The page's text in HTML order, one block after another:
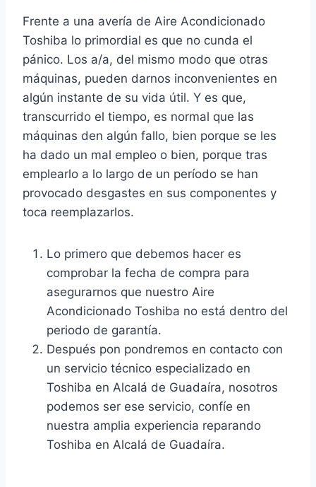
Frente a una avería de Aire Acondicionado
Toshiba lo primordial es que no cunda el
pánico. Los a/a, del mismo modo que otras
máquinas, pueden darnos inconvenientes en
algún instante de su vida útil. Y es que,
transcurrido el tiempo, es normal que las
máquinas den algún fallo, bien porque se les
ha dado un mal empleo o bien, porque tras
emplearlo a lo largo de un período se han
provocado desgastes en sus componentes y
toca reemplazarlos.
Lo primero que debemos hacer es
comprobar la fecha de compra para
asegurarnos que nuestro Aire
Acondicionado Toshiba no está dentro del
periodo de garantía.
Después pon pondremos en contacto con
un servicio técnico especializado en
Toshiba en Alcalá de Guadaíra, nosotros
podemos ser ese servicio, confíe en
nuestra amplia experiencia reparando
Toshiba en Alcalá de Guadaíra.